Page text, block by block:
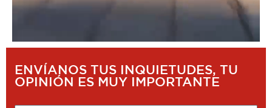
ENVÍANOS TUS INQUIETUDES, TU
OPINIÓN ES MUY IMPORTANTE